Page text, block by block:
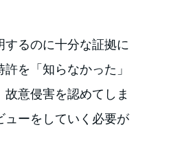
るのに十分な証拠に
を「知らなかった」
意侵害を認めてしま
ューをしていく必要が